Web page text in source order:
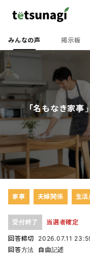
みんなの声 掲示板
「名もなき家
家事 夫婦関係 生
受付終了 当選者確定
回答締切
2026.07.11
回答方法
自由記述